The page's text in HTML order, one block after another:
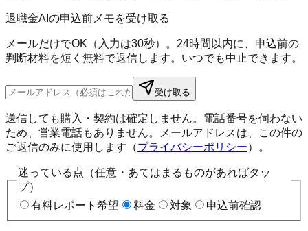
退職金AIの申込前メモを受け取る
メールだけでOK（入力は30秒）。24時間以内に、申込前の
判断材料を短く無料で返信します。いつでも中止できます。
受け取る
送信しても購入・契約は確定しません。電話番号を伺わない
ため、営業電話もありません。メールアドレスは、この件の
ご返信のみに使用します（プライバシーポリシー）。
迷っている点（任意・あてはまるものがあればタッ
プ）
有料レポート希望
料金 対象 申込前確認